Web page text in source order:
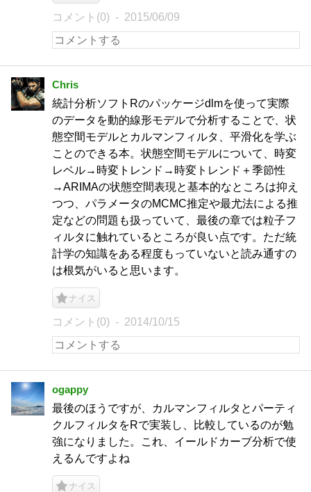
コメント(0) 2015/06/09
Chris
統計分析ソフトRのパッケージdlmを使って実際
のデータを動的線形モデルで分析することで、状
態空間モデルとカルマンフィルタ、平滑化を学ぶ
ことのできる本。状態空間モデルについて、時変
レベル→時変トレンド→時変トレンド＋季節性
→ARIMAの状態空間表現と基本的なところは抑え
つつ、パラメータのMCMC推定や最尤法による推
定などの問題も扱っていて、最後の章では粒子フ
ィルタに触れているところが良い点です。ただ統
計学の知識をある程度もっていないと読み通すの
は根気がいると思います。
ナイス
コメント(0) 2014/10/15
ogappy
最後のほうですが、カルマンフィルタとパーティ
クルフィルタをRで実装し、比較しているのが勉
強になりました。これ、イールドカーブ分析で使
えるんですよね
ナイス